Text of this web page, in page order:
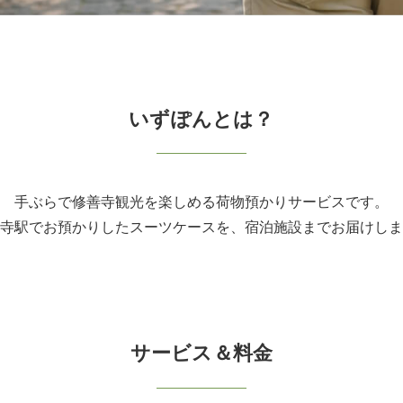
いずぽんとは？
手ぶらで修善寺観光を楽しめる荷物預かりサービスです。
駅でお預かりしたスーツケースを、宿泊施設までお届けし
サービス＆料金